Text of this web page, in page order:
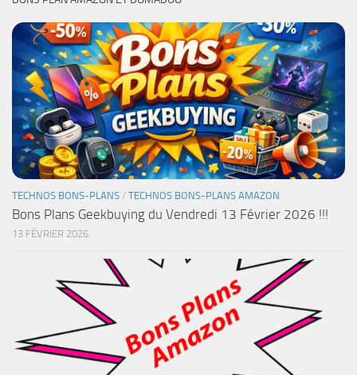
TECHNOS BONS-PLANS / TECHNOS BONS-PLANS AMAZON
Bons Plans Geekbuying du Vendredi 13 Février 2026 !!!
13 FÉVRIER 2026